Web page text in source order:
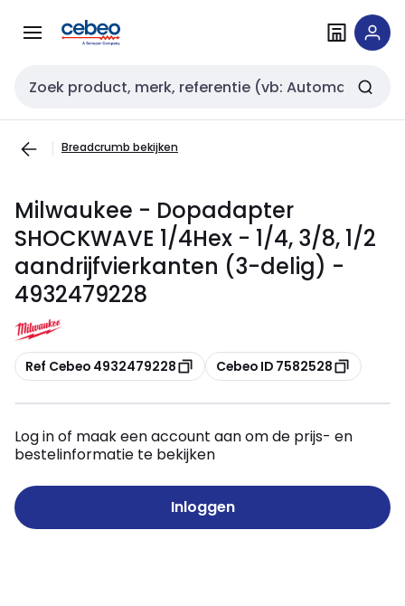
naar
naar
Zoekveld invoer
Breadcrumb bekijken
Milwaukee - Dopadapter
SHOCKWAVE 1/4Hex - 1/4, 3/8, 1/2
aandrijfvierkanten (3-delig) -
4932479228
Kopiëren
Ref Cebeo 4932479228 Kopiëren
Cebeo ID 7582528
Log in of maak een account aan om de prijs- en
bestelinformatie te bekijken
Inloggen